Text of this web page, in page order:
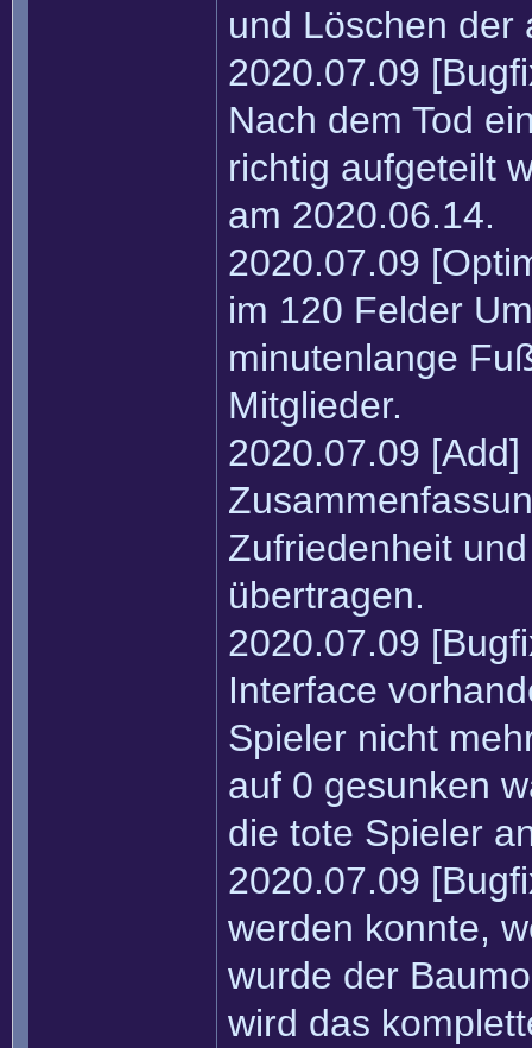
und Löschen der
2020.07.09
Nach dem Tod
richtig aufgeteilt
am 2020.06.14.
2020.07.09
im 120 Felder
minutenlange
Mitglieder.
2020.07.09
Zufriedenheit
übertragen.
2020.07.09
Interface
Spieler nicht
auf 0 gesunken
die tote Spieler
2020.07.09
werden konnte,
wurde der
wird das